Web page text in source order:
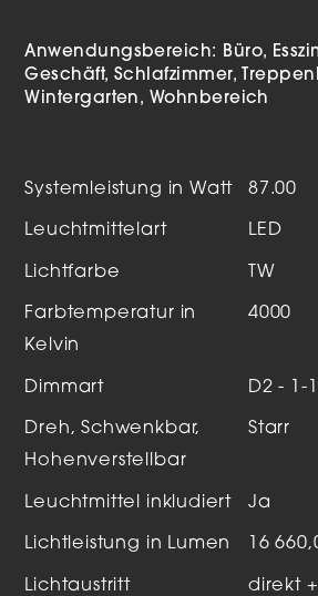
Anwendungsbereich: Büro
Geschäft Schlafzimmer
Wintergarten
Wohnbereich
Systemleistung in Watt 87.00
Leuchtmittelart LED
Lichtfarbe TW
Farbtemperatur in
Kelvin
4000
Dimmart D2 - 1-
Dreh, Schwenkbar,
Hohenverstellbar
Starr
Leuchtmittel inkludiert Ja
Lichtleistung in Lumen 16
Lichtaustritt direkt